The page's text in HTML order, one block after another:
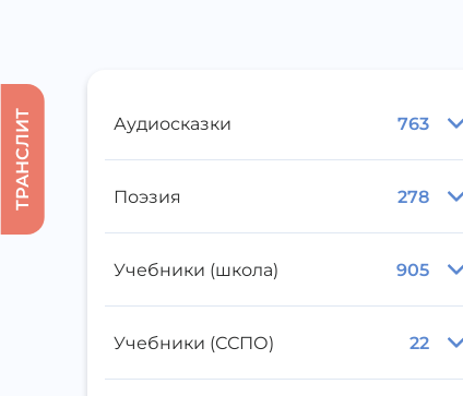
Аудиосказки 763
Поэзия 278
Учебники (школа) 905
Учебники (ССПО) 22
ТРАНСЛИТ